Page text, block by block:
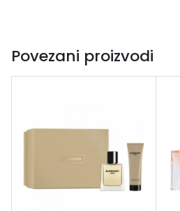
Povezani proizvodi